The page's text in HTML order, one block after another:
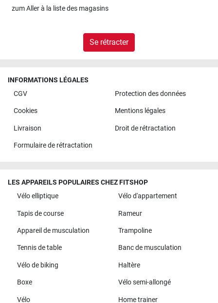
zumAller à la liste des magasins
Se rétracter
INFORMATIONS LÉGALES
CGV
Protection des données
Cookies Mentions légales
Livraison Droit de rétractation
Formulaire de rétractation
LES APPAREILS POPULAIRES CHEZ FITSHOP
Vélo elliptique
Vélo d'appartement
Tapis de course Rameur
Appareil de musculation Trampoline
Tennis de table Banc de musculation
Vélo de biking Haltère
Boxe Vélo semi-allongé
Vélo Home trainer